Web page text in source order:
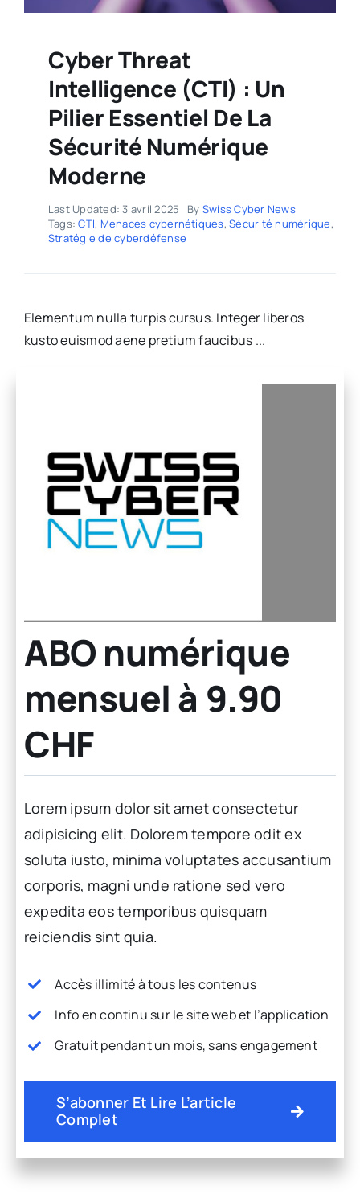
Cyber Threat
Intelligence (CTI) : Un
Pilier Essentiel De La
Sécurité Numérique
Moderne
Last Updated: 3 avril 2025 By Swiss Cyber News
Tags:CTI, Menaces cybernétiques,Sécurité numérique,
Stratégie de cyberdéfense
Elementum nulla turpis cursus. Integer liberos
kusto euismod aene pretium faucibus ...
ABO numérique
mensuel à 9.90
CHF
Lorem ipsum dolor sit amet consectetur
adipisicing elit. Dolorem tempore odit ex
soluta iusto, minima voluptates accusantium
corporis, magni unde ratione sed vero
expedita eos temporibus quisquam
reiciendis sint quia.
Accès illimité à tous les contenus
Info en continu sur le site web et l’application
Gratuit pendant un mois, sans engagement
S’abonner Et Lire L’article
Complet